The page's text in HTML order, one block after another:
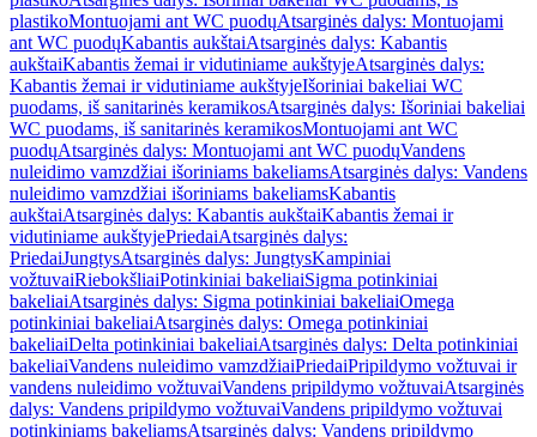
plastikoMontuojami ant WC puodųAtsarginės dalys: Montuojami
ant WC puodųKabantis aukštaiAtsarginės dalys: Kabantis
aukštaiKabantis žemai ir vidutiniame aukštyjeAtsarginės dalys:
Kabantis žemai ir vidutiniame aukštyjeIšoriniai bakeliai WC
puodams, iš sanitarinės keramikosAtsarginės dalys: Išoriniai bakeliai
WC puodams, iš sanitarinės keramikosMontuojami ant WC
puodųAtsarginės dalys: Montuojami ant WC puodųVandens
nuleidimo vamzdžiai išoriniams bakeliamsAtsarginės dalys: Vandens
nuleidimo vamzdžiai išoriniams bakeliamsKabantis
aukštaiAtsarginės dalys: Kabantis aukštaiKabantis žemai ir
vidutiniame aukštyjePriedaiAtsarginės dalys:
PriedaiJungtysAtsarginės dalys: JungtysKampiniai
vožtuvaiRiebokšliaiPotinkiniai bakeliaiSigma potinkiniai
bakeliaiAtsarginės dalys: Sigma potinkiniai bakeliaiOmega
potinkiniai bakeliaiAtsarginės dalys: Omega potinkiniai
bakeliaiDelta potinkiniai bakeliaiAtsarginės dalys: Delta potinkiniai
bakeliaiVandens nuleidimo vamzdžiaiPriedaiPripildymo vožtuvai ir
vandens nuleidimo vožtuvaiVandens pripildymo vožtuvaiAtsarginės
dalys: Vandens pripildymo vožtuvaiVandens pripildymo vožtuvai
potinkiniams bakeliamsAtsarginės dalys: Vandens pripildymo